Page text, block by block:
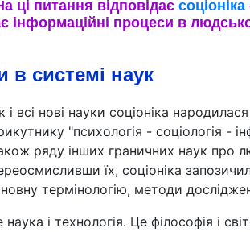
ці питання відповідає соціоніка
інформаційні процеси в
в системі наук
і всі нові науки соціоніка
"психологія - соціологія -
ряду інших граничних наук про
їх, соціоніка
термінологію, методи
і технологія. Це філософія і